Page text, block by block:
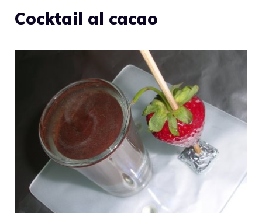
Cocktail al cacao